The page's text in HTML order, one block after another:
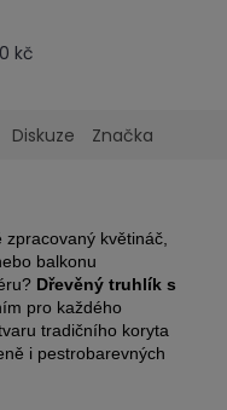
kč
Diskuze Značka
květináč,
balkonu
Dřevěný truhlík s
pro každého
tradičního koryta
i pestrobarevných